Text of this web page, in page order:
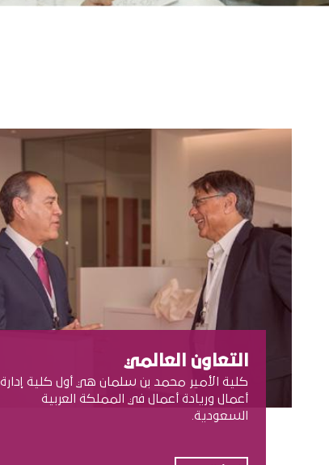
التعاون العالمي
كلية الأمير محمد بن سلمان هي أول كلية إدارة
أعمال وريادة أعمال في المملكة العربية
السعودية.